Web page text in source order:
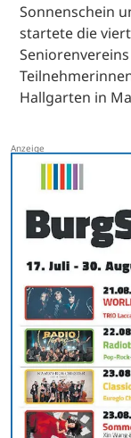
Sonnenschein
startete die
Hallgarten in